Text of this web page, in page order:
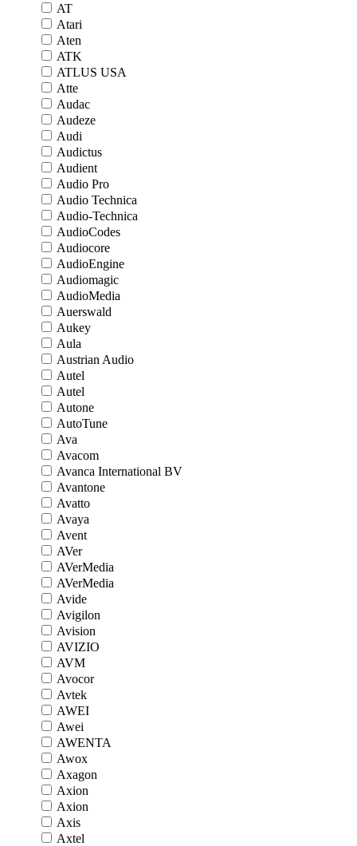
AT
Atari
Aten
ATK
ATLUS USA
Atte
Audac
Audeze
Audi
Audictus
Audient
Audio Pro
Audio Technica
Audio-Technica
AudioCodes
Audiocore
AudioEngine
Audiomagic
AudioMedia
Auerswald
Aukey
Aula
Austrian Audio
Autel
Autel
Autone
AutoTune
Ava
Avacom
Avanca International BV
Avantone
Avatto
Avaya
Avent
AVer
AVerMedia
AVerMedia
Avide
Avigilon
Avision
AVIZIO
AVM
Avocor
Avtek
AWEI
Awei
AWENTA
Awox
Axagon
Axion
Axion
Axis
Axtel